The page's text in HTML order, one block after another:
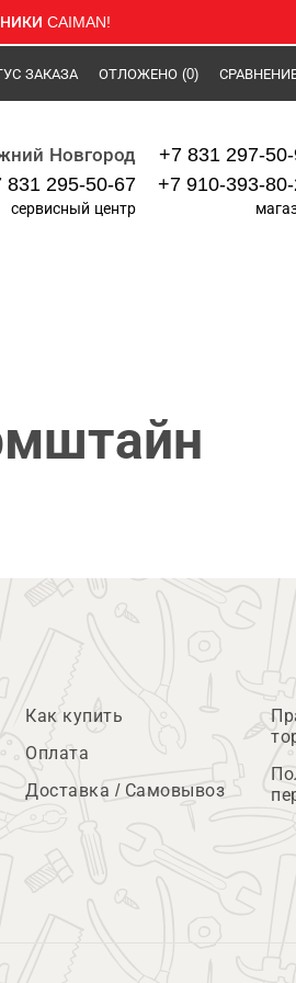
CAIMAN!
ЗАКАЗА ОТЛОЖЕНО (0)
Новгород
831 295-50-67
сервисный центр
+7 831 297-
+7 910-393-
Как купить
Оплата
Доставка / Самовывоз